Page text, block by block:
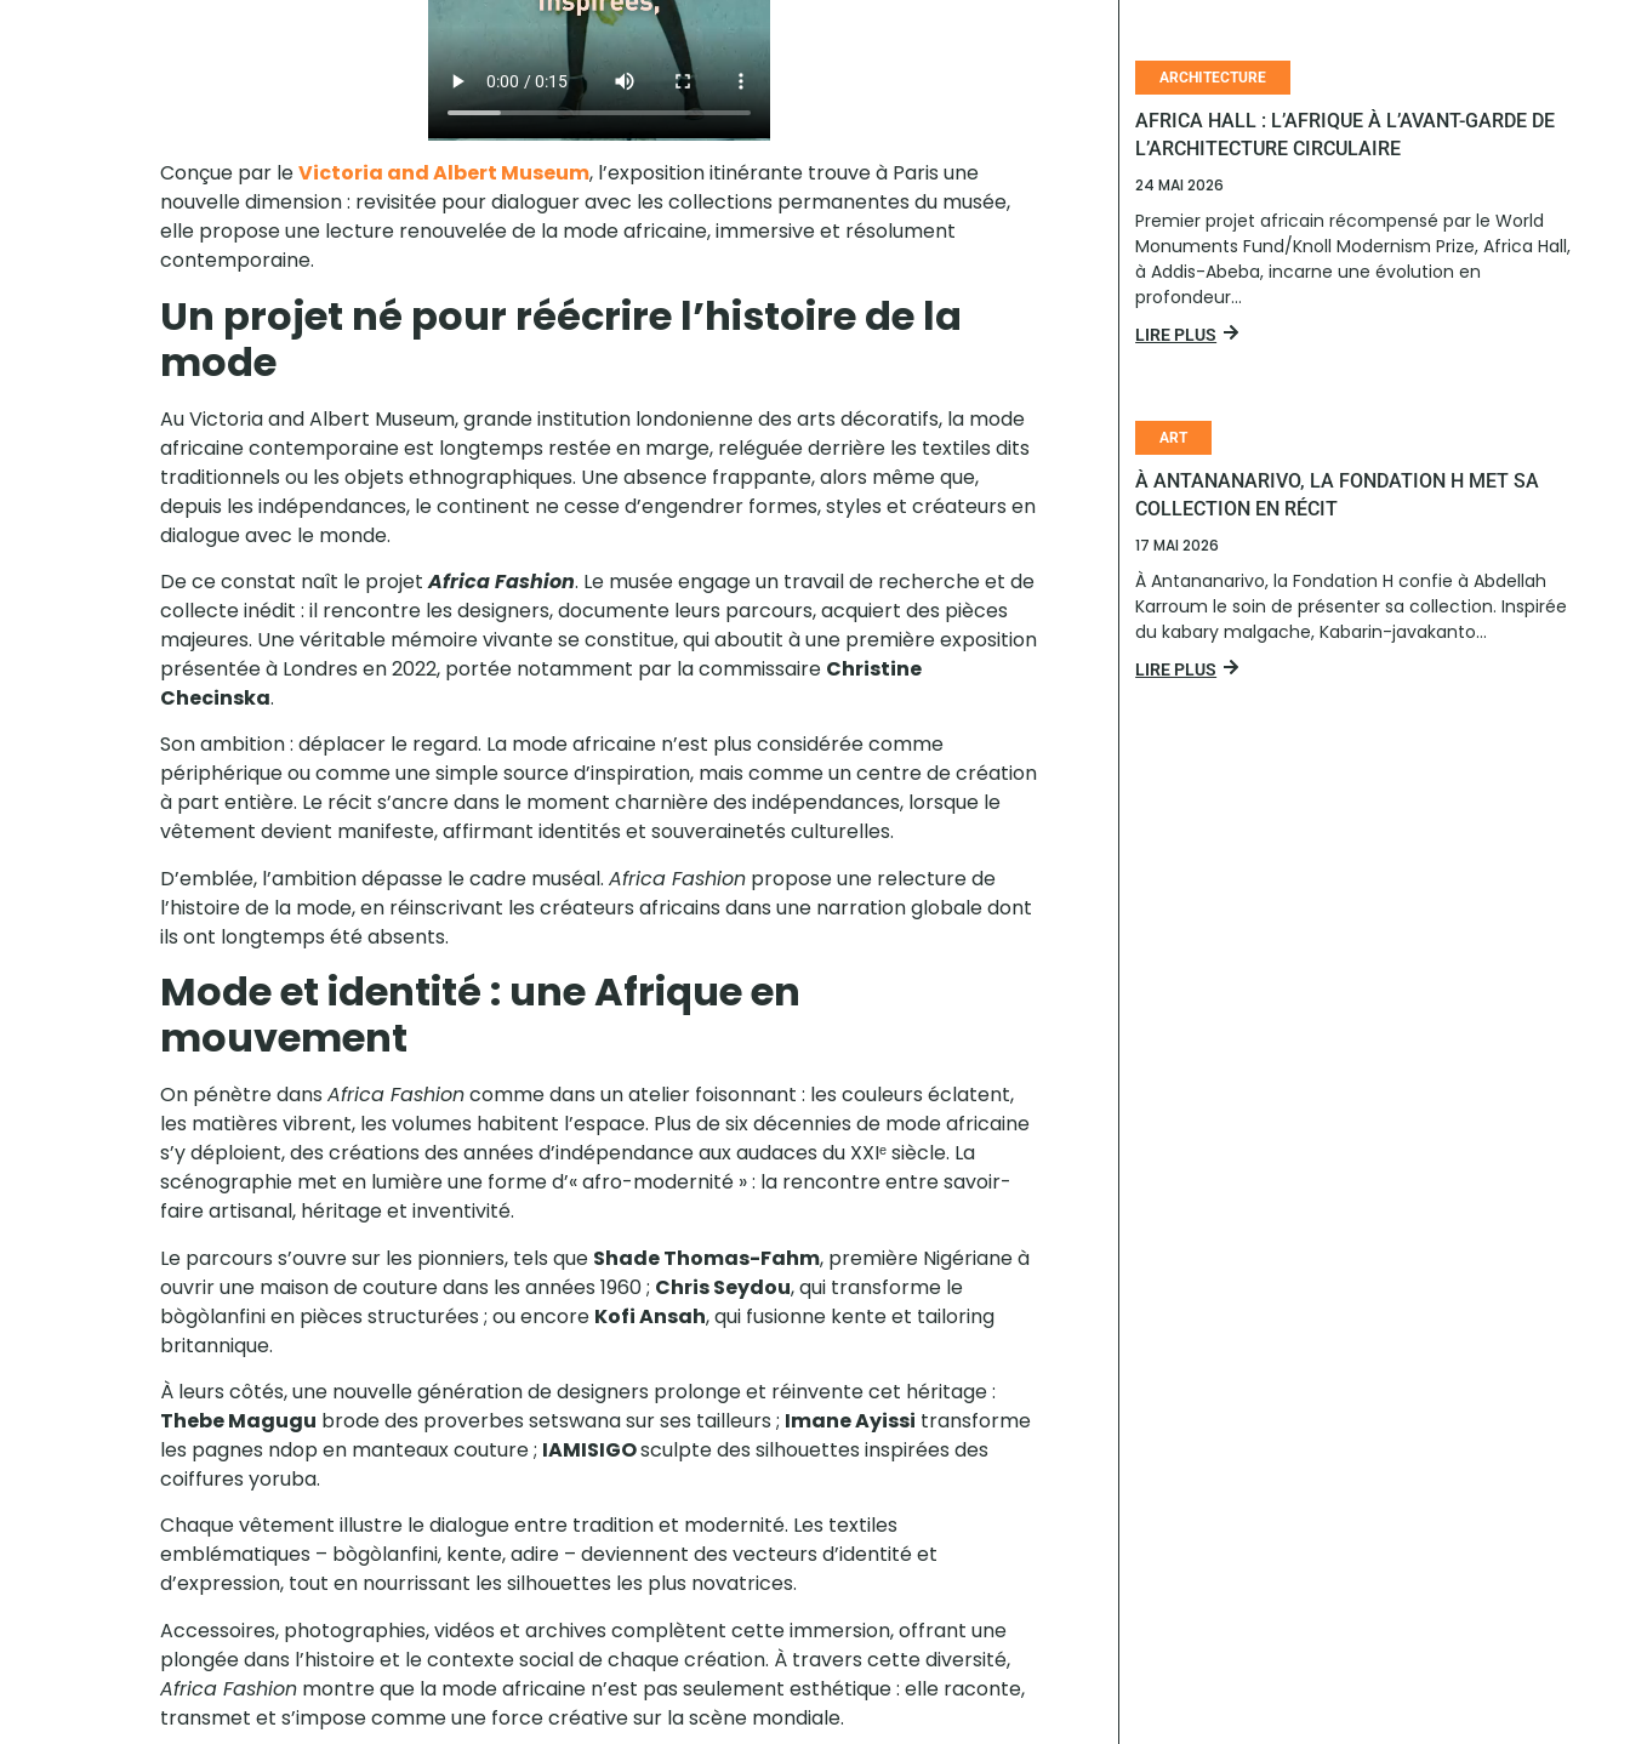
Conçue par leVictoria and Albert Museum, l’exposition itinérante trouve à Paris une
nouvelle dimension : revisitée pour dialoguer avec les collections permanentes du musée,
elle propose une lecture renouvelée de la mode africaine, immersive et résolument
contemporaine.
Un projet né pour réécrire l’histoire de la
mode
Au Victoria and Albert Museum, grande institution londonienne des arts décoratifs, la mode
africaine contemporaine est longtemps restée en marge, reléguée derrière les textiles dits
traditionnels ou les objets ethnographiques. Une absence frappante, alors même que,
depuis les indépendances, le continent ne cesse d’engendrer formes, styles et créateurs en
dialogue avec le monde.
De ce constat naît le projetAfrica Fashion. Le musée engage un travail de recherche et de
collecte inédit : il rencontre les designers, documente leurs parcours, acquiert des pièces
majeures. Une véritable mémoire vivante se constitue, qui aboutit à une première exposition
présentée à Londres en 2022, portée notamment par la commissaire Christine
Checinska.
Son ambition : déplacer le regard. La mode africaine n’est plus considérée comme
périphérique ou comme une simple source d’inspiration, mais comme un centre de création
à part entière. Le récit s’ancre dans le moment charnière des indépendances, lorsque le
vêtement devient manifeste, affirmant identités et souverainetés culturelles.
D’emblée, l’ambition dépasse le cadre muséal. Africa Fashionpropose une relecture de
l’histoire de la mode, en réinscrivant les créateurs africains dans une narration globale dont
ils ont longtemps été absents.
Mode et identité : une Afrique en
mouvement
On pénètre dans Africa Fashioncomme dans un atelier foisonnant : les couleurs éclatent,
les matières vibrent, les volumes habitent l’espace. Plus de six décennies de mode africaine
s’y déploient, des créations des années d’indépendance aux audaces du XXIᵉ siècle. La
scénographie met en lumière une forme d’« afro-modernité » : la rencontre entre savoir-
faire artisanal, héritage et inventivité.
Le parcours s’ouvre sur les pionniers, tels que Shade Thomas-Fahm, première Nigériane à
ouvrir une maison de couture dans les années 1960 ; Chris Seydou, qui transforme le
bògòlanfini en pièces structurées ; ou encore Kofi Ansah, qui fusionne kente et tailoring
britannique.
À leurs côtés, une nouvelle génération de designers prolonge et réinvente cet héritage :
Thebe Magugu brode des proverbes setswana sur ses tailleurs ; Imane Ayissi transforme
les pagnes ndop en manteaux couture ; IAMISIGOsculpte des silhouettes inspirées des
coiffures yoruba.
Chaque vêtement illustre le dialogue entre tradition et modernité. Les textiles
emblématiques – bògòlanfini, kente, adire – deviennent des vecteurs d’identité et
d’expression, tout en nourrissant les silhouettes les plus novatrices.
Accessoires, photographies, vidéos et archives complètent cette immersion, offrant une
plongée dans l’histoire et le contexte social de chaque création. À travers cette diversité,
Africa Fashionmontre que la mode africaine n’est pas seulement esthétique : elle raconte,
transmet et s’impose comme une force créative sur la scène mondiale.
ARCHITECTURE
AFRICA HALL : L’AFRIQUE À L’AVANT-GARDE DE
L’ARCHITECTURE CIRCULAIRE
24 MAI 2026
Premier projet africain récompensé par le World
Monuments Fund/Knoll Modernism Prize, Africa Hall,
à Addis-Abeba, incarne une évolution en
profondeur...
LIRE PLUS
ART
À ANTANANARIVO, LA FONDATION H MET SA
COLLECTION EN RÉCIT
17 MAI 2026
À Antananarivo, la Fondation H confie à Abdellah
Karroum le soin de présenter sa collection. Inspirée
du kabary malgache, Kabarin-javakanto...
LIRE PLUS